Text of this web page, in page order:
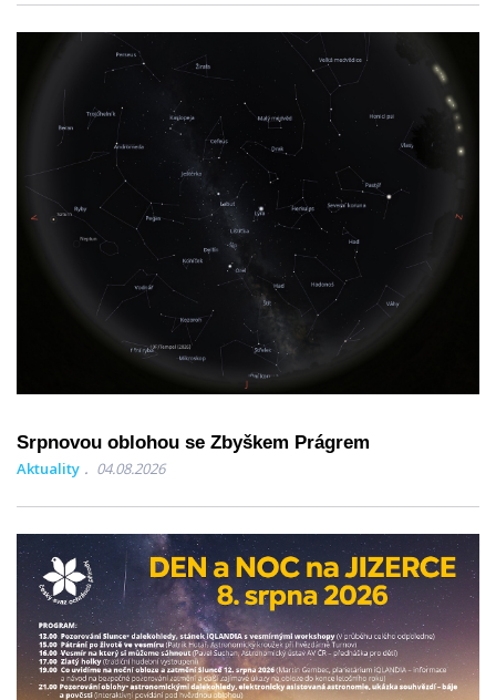
Srpnovou oblohou se Zbyškem Prágrem
Aktuality 04.08.2026